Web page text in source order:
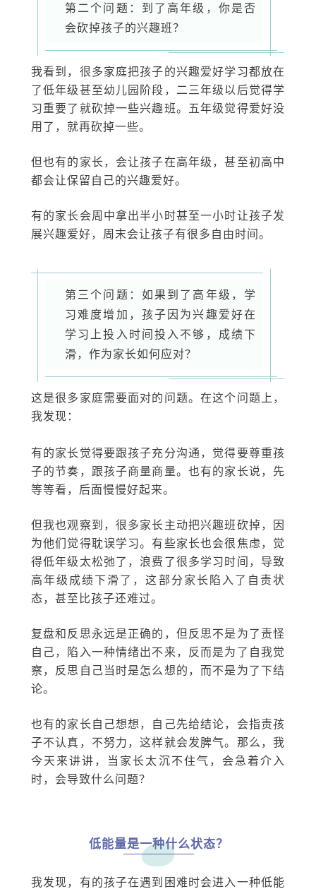
第二个问题：到了高年级，你是否
会砍掉孩子的兴趣班？
我看到，很多家庭把孩子的兴趣爱好学习都放在
了低年级甚至幼儿园阶段，二三年级以后觉得学
习重要了就砍掉一些兴趣班。五年级觉得爱好没
用了，就再砍掉一些。
但也有的家长，会让孩子在高年级，甚至初高中
都会让保留自己的兴趣爱好。
有的家长会周中拿出半小时甚至一小时让孩子发
展兴趣爱好，周末会让孩子有很多自由时间。
第三个问题：如果到了高年级，学
习难度增加，孩子因为兴趣爱好在
学习上投入时间投入不够，成绩下
滑，作为家长如何应对？
这是很多家庭需要面对的问题。在这个问题上，
我发现：
有的家长觉得要跟孩子充分沟通，觉得要尊重孩
子的节奏，跟孩子商量商量。也有的家长说，先
等等看，后面慢慢好起来。
但我也观察到，很多家长主动把兴趣班砍掉，因
为他们觉得耽误学习。有些家长也会很焦虑，觉
得低年级太松弛了，浪费了很多学习时间，导致
高年级成绩下滑了，这部分家长陷入了自责状
态，甚至比孩子还难过。
复盘和反思永远是正确的，但反思不是为了责怪
自己，陷入一种情绪出不来，反而是为了自我觉
察，反思自己当时是怎么想的，而不是为了下结
论。
也有的家长自己想想，自己先给结论，会指责孩
子不认真，不努力，这样就会发脾气。那么，我
今天来讲讲，当家长太沉不住气，会急着介入
时，会导致什么问题？
低能量是一种什么状态？
我发现，有的孩子在遇到困难时会进入一种低能